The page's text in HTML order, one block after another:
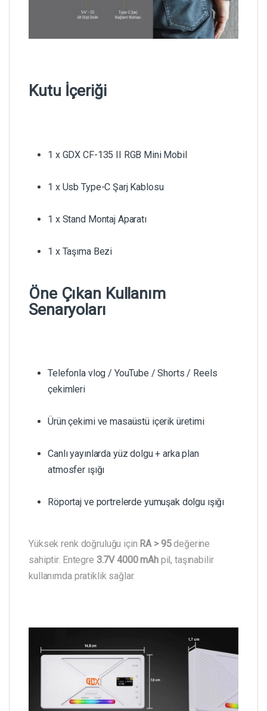
Kutu İçeriği
1 x GDX CF-135 II RGB Mini Mobil
1 x Usb Type-C Şarj Kablosu
1 x Stand Montaj Aparatı
1 x Taşıma Bezi
Öne Çıkan Kullanım
Senaryoları
Telefonla vlog / YouTube / Shorts / Reels
çekimleri
Ürün çekimi ve masaüstü içerik üretimi
Canlı yayınlarda yüz dolgu + arka plan
atmosfer ışığı
Röportaj ve portrelerde yumuşak dolgu ışığı
Yüksek renk doğruluğu için RA > 95değerine
sahiptir. Entegre 3.7V 4000 mAhpil, taşınabilir
kullanımda pratiklik sağlar.